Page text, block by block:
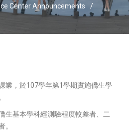
Center Announcements
業，於107學年第1學期實施僑生學
生基本學科經測驗程度較差者、二
。